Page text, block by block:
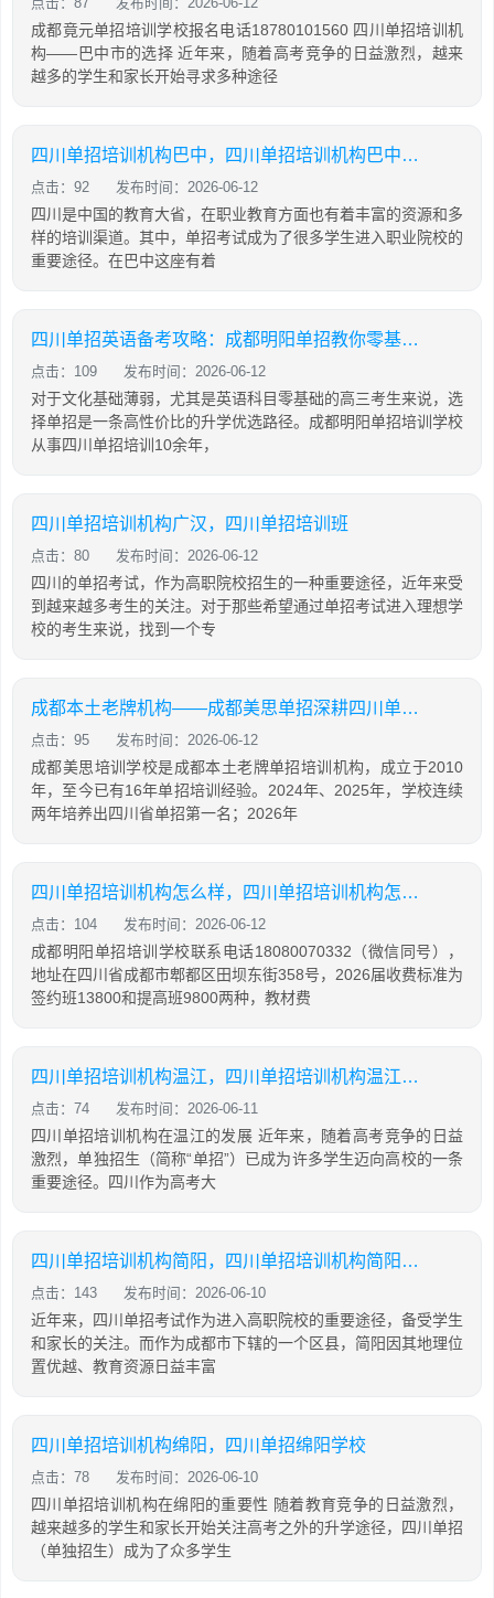
成都竟元单招培训学校报名电话18780101560 四川单招培训机
构——巴中市的选择 近年来，随着高考竞争的日益激烈，越来
越多的学生和家长开始寻求多种途径
四川单招培训机构巴中，四川单招培训机构巴中有几家
点击：92 发布时间：2026-06-12
四川是中国的教育大省，在职业教育方面也有着丰富的资源和多
样的培训渠道。其中，单招考试成为了很多学生进入职业院校的
重要途径。在巴中这座有着
四川单招英语备考攻略：成都明阳单招教你零基础也能有效提分
点击：109 发布时间：2026-06-12
对于文化基础薄弱，尤其是英语科目零基础的高三考生来说，选
择单招是一条高性价比的升学优选路径。成都明阳单招培训学校
从事四川单招培训10余年，
四川单招培训机构广汉，四川单招培训班
点击：80 发布时间：2026-06-12
四川的单招考试，作为高职院校招生的一种重要途径，近年来受
到越来越多考生的关注。对于那些希望通过单招考试进入理想学
校的考生来说，找到一个专
成都本土老牌机构——成都美思单招深耕四川单招16年，助力学生录取公办院校！
点击：95 发布时间：2026-06-12
成都美思培训学校是成都本土老牌单招培训机构，成立于2010
年，至今已有16年单招培训经验。2024年、2025年，学校连续
两年培养出四川省单招第一名；2026年
四川单招培训机构怎么样，四川单招培训机构怎么样知乎
点击：104 发布时间：2026-06-12
成都明阳单招培训学校联系电话18080070332（微信同号），
地址在四川省成都市郫都区田坝东街358号，2026届收费标准为
签约班13800和提高班9800两种，教材费
四川单招培训机构温江，四川单招培训机构温江有哪些
点击：74 发布时间：2026-06-11
四川单招培训机构在温江的发展 近年来，随着高考竞争的日益
激烈，单独招生（简称“单招”）已成为许多学生迈向高校的一条
重要途径。四川作为高考大
四川单招培训机构简阳，四川单招培训机构简阳地址
点击：143 发布时间：2026-06-10
近年来，四川单招考试作为进入高职院校的重要途径，备受学生
和家长的关注。而作为成都市下辖的一个区县，简阳因其地理位
置优越、教育资源日益丰富
四川单招培训机构绵阳，四川单招绵阳学校
点击：78 发布时间：2026-06-10
四川单招培训机构在绵阳的重要性 随着教育竞争的日益激烈，
越来越多的学生和家长开始关注高考之外的升学途径，四川单招
（单独招生）成为了众多学生